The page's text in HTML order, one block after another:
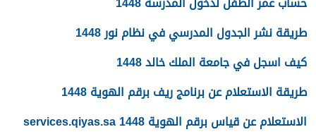
طريقة نشر الجدول المدرسي في نظام نور 1448
كيف اسجل في جامعة الملك خالد 1448
طريقة الاستعلام عن برنامج ريف برقم الهوية 1448
الاستعلام عن قياس برقم الهوية 1448 services.qiyas.sa